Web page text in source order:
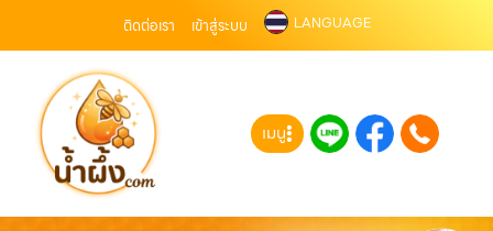
ติดต่อเรา เข้าสู่ระบบ LANGUAGE
เมนู